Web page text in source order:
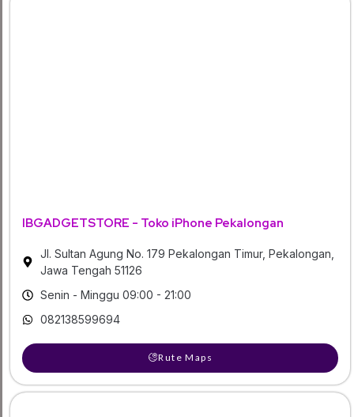
IBGADGETSTORE - Toko iPhone Pekalongan
Jl. Sultan Agung No. 179 Pekalongan Timur, Pekalongan,
Jawa Tengah 51126
Senin - Minggu 09:00 - 21:00
082138599694
Rute Maps